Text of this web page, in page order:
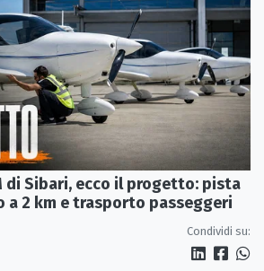
di Sibari, ecco il progetto: pista
a 2 km e trasporto passeggeri
Condividi su: